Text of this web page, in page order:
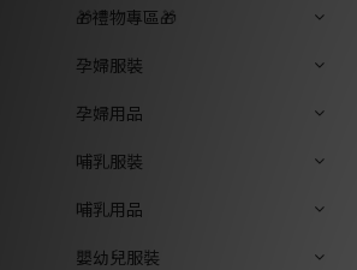
🎁禮物專區🎁
孕婦服裝
孕婦用品
哺乳服裝
哺乳用品
嬰幼兒服裝